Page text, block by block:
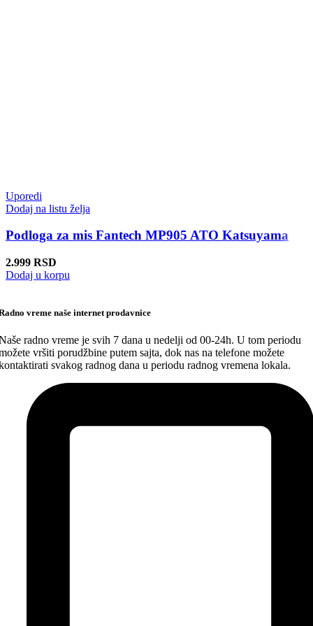
Uporedi
Dodaj na listu želja
Podloga za mis Fantech MP905 ATO Katsuyama
2.999 RSD
Dodaj u korpu
vreme naše internet prodavnice
radno vreme je svih 7 dana u nedelji od 00-24h. U tom periodu
vršiti porudžbine putem sajta, dok nas na telefone možete
svakog radnog dana u periodu radnog vremena lokala.